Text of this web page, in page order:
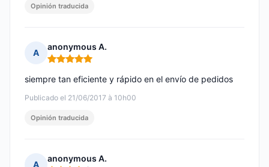
Opinión traducida
A
anonymous A.
Nota: 5 de 5
Publicado el 21/06/2017 à 10h00
siempre tan eficiente y rápido en el envío de pedidos
Opinión traducida
A
anonymous A.